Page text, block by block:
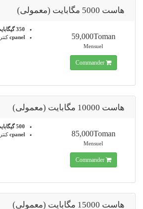
هاست 5000 مگابایت (معمولی)
350 گیگابایت
cpanel
59,000Toman
Mensuel
Commander
هاست 10000 مگابایت (معمولی)
500 گیگابایت
cpanel
85,000Toman
Mensuel
Commander
هاست 15000 مگابایت (معمولی)